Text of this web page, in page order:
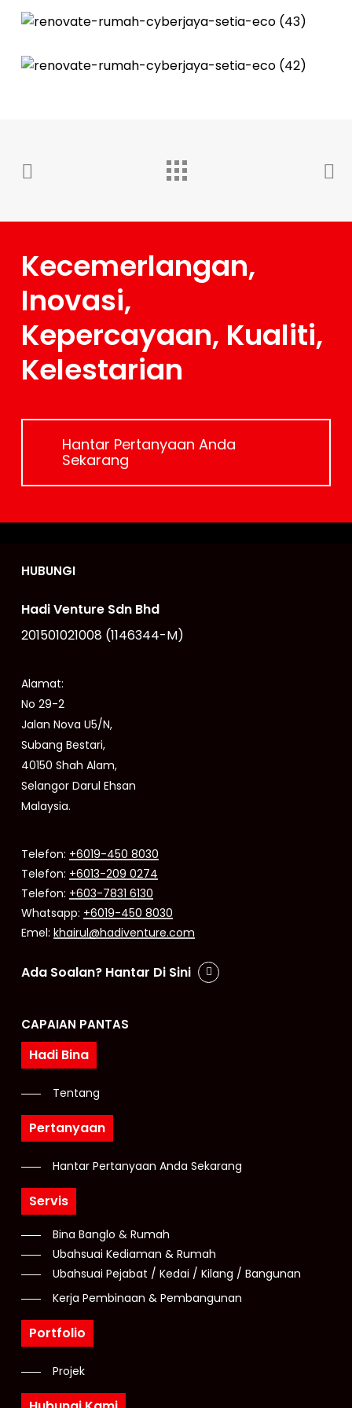
Kecemerlangan,
Inovasi,
Kepercayaan, Kualiti,
Kelestarian
Hantar Pertanyaan Anda
Sekarang
HUBUNGI
Hadi Venture Sdn Bhd
201501021008 (1146344-M)
Alamat:
No 29-2
Jalan Nova U5/N,
Subang Bestari,
40150 Shah Alam,
Selangor Darul Ehsan
Malaysia.
Telefon: +6019-450 8030
Telefon: +6013-209 0274
Telefon: +603-7831 6130
Whatsapp: +6019-450 8030
Emel: khairul@hadiventure.com
Ada Soalan? Hantar Di Sini
CAPAIAN PANTAS
Hadi Bina
Tentang
Pertanyaan
Hantar Pertanyaan Anda Sekarang
Servis
Bina Banglo & Rumah
Ubahsuai Kediaman & Rumah
Ubahsuai Pejabat / Kedai / Kilang / Bangunan
Kerja Pembinaan & Pembangunan
Portfolio
Projek